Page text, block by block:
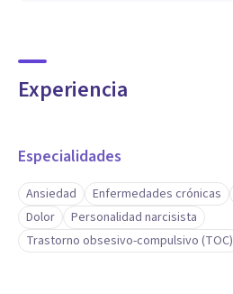
Experiencia
Especialidades
Ansiedad Enfermedades crónicas
Dolor
Personalidad narcisista
Trastorno obsesivo-compulsivo (TOC)